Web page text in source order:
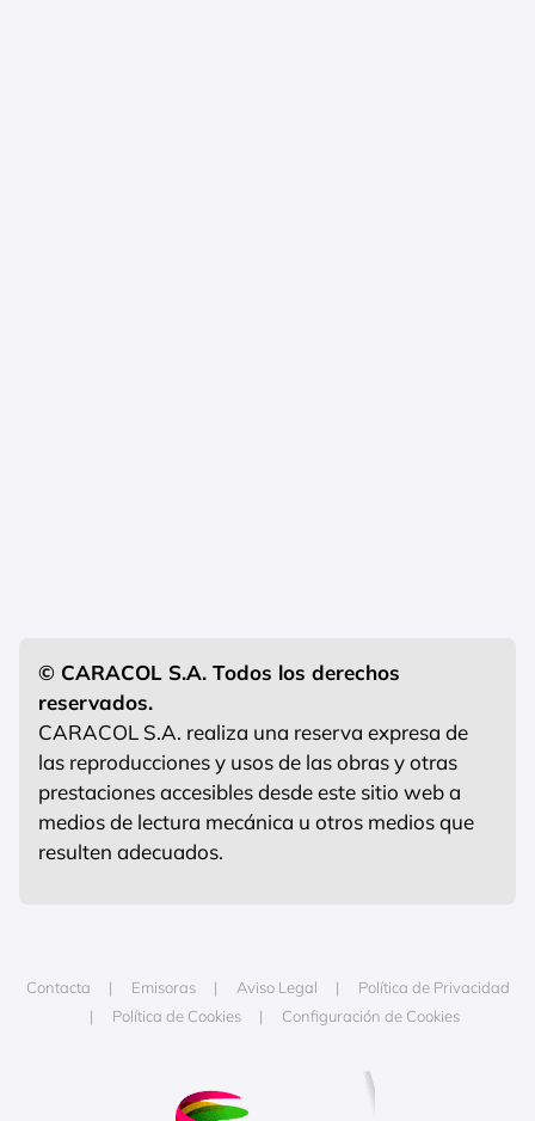
© CARACOL S.A. Todos los derechos
reservados.
CARACOL S.A. realiza una reserva expresa de
las reproducciones y usos de las obras y otras
prestaciones accesibles desde este sitio web a
medios de lectura mecánica u otros medios que
resulten adecuados.
Contacta Emisoras Aviso Legal
Política de Privacidad
Política de Cookies
Configuración de Cookies